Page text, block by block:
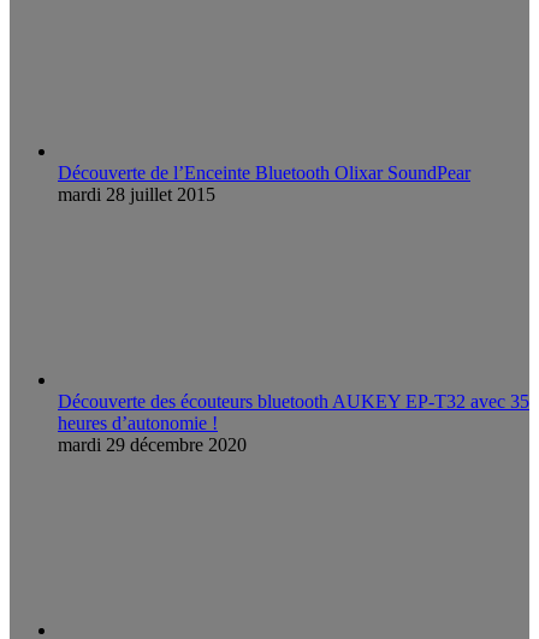
Découverte de l’Enceinte Bluetooth Olixar SoundPear
mardi 28 juillet 2015
Découverte des écouteurs bluetooth AUKEY EP-T32 avec 35
heures d’autonomie !
mardi 29 décembre 2020